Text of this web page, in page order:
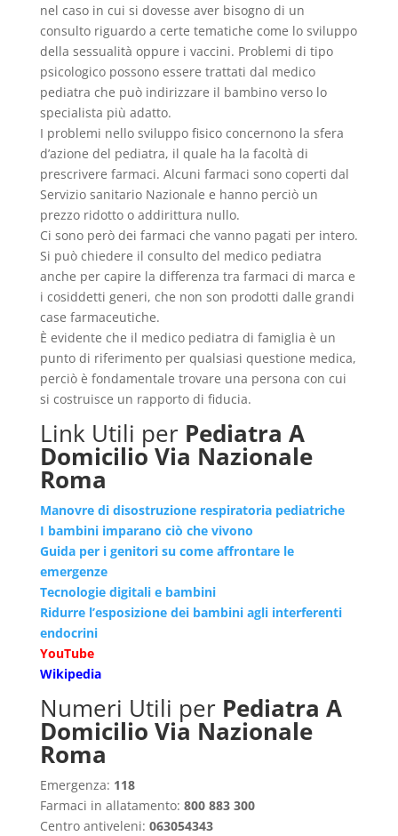
nel caso in cui si dovesse aver bisogno di un
consulto riguardo a certe tematiche come lo sviluppo
della sessualità oppure i vaccini. Problemi di tipo
psicologico possono essere trattati dal medico
pediatra che può indirizzare il bambino verso lo
specialista più adatto.
I problemi nello sviluppo fisico concernono la sfera
d’azione del pediatra, il quale ha la facoltà di
prescrivere farmaci. Alcuni farmaci sono coperti dal
Servizio sanitario Nazionale e hanno perciò un
prezzo ridotto o addirittura nullo.
Ci sono però dei farmaci che vanno pagati per intero.
Si può chiedere il consulto del medico pediatra
anche per capire la differenza tra farmaci di marca e
i cosiddetti generi, che non son prodotti dalle grandi
case farmaceutiche.
È evidente che il medico pediatra di famiglia è un
punto di riferimento per qualsiasi questione medica,
perciò è fondamentale trovare una persona con cui
si costruisce un rapporto di fiducia.
Link Utili per Pediatra A
Domicilio Via Nazionale
Roma
Manovre di disostruzione respiratoria pediatriche
I bambini imparano ciò che vivono
Guida per i genitori su come affrontare le
emergenze
Tecnologie digitali e bambini
Ridurre l’esposizione dei bambini agli interferenti
endocrini
YouTube
Wikipedia
Numeri Utili per Pediatra A
Domicilio Via Nazionale
Roma
Emergenza: 118
Farmaci in allatamento: 800 883 300
Centro antiveleni: 063054343